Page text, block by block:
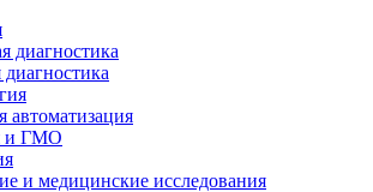
диагностика
автоматизация
и ГМО
и медицинские исследования